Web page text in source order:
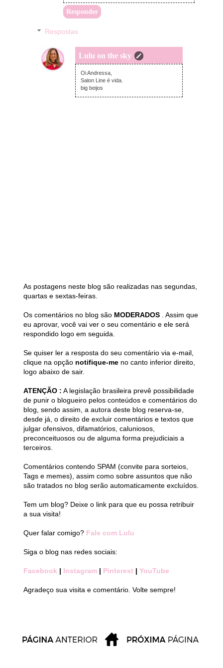
Responder
Respostas
Lulu on the sky
terça-feira, fevereiro 12, 2019
Oi Andressa,
Salon Line é vida.
big beijos
As postagens neste blog são realizadas nas segundas,
quartas e sextas-feiras.
Os comentários no blog são MODERADOS
. Assim que
eu aprovar, você vai ver o seu comentário e ele será
respondido logo em seguida.
Se quiser ler a resposta do seu comentário via e-mail,
clique na opção notifique-me no canto inferior direito,
logo abaixo de sair.
ATENÇÃO : A legislação brasileira prevê possibilidade
de punir o blogueiro pelos conteúdos e comentários do
blog, sendo assim, a autora deste blog reserva-se,
desde já, o direito de excluir comentários e textos que
julgar ofensivos, difamatórios, caluniosos,
preconceituosos ou de alguma forma prejudiciais a
terceiros.
Comentários contendo SPAM (convite para sorteios,
Tags e memes), assim como sobre assuntos que não
são tratados no blog serão automaticamente excluídos.
Tem um blog? Deixe o link para que eu possa retribuir
a sua visita!
Quer falar comigo? Fale com Lulu
Siga o blog nas redes sociais:
Facebook | Instagram | Pinterest | YouTube
Agradeço sua visita e comentário. Volte sempre!